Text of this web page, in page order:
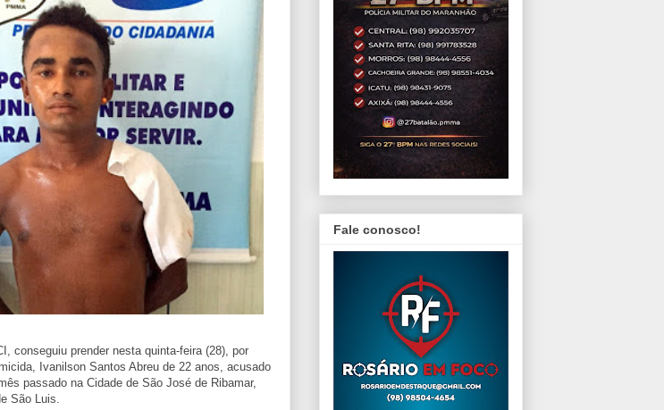
conseguiu prender nesta quinta-feira (28), por
Ivanilson Santos Abreu de 22 anos, acusado
passado na Cidade de São José de Ribamar,
São Luis.
Fale conosco!